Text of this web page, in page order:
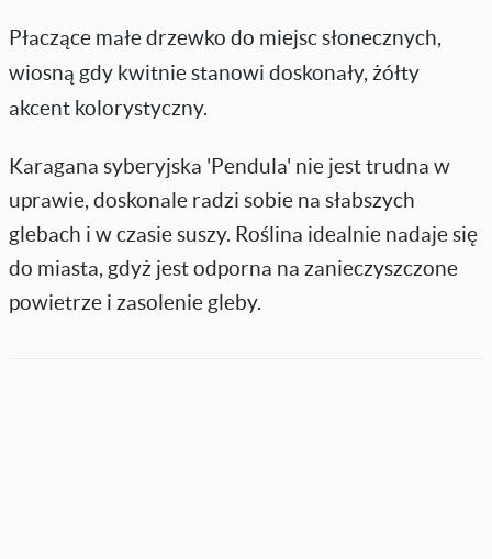
Płaczące małe drzewko do miejsc słonecznych,
wiosną gdy kwitnie stanowi doskonały, żółty
akcent kolorystyczny.
Karagana syberyjska 'Pendula' nie jest trudna w
uprawie, doskonale radzi sobie na słabszych
glebach i w czasie suszy. Roślina idealnie nadaje się
do miasta, gdyż jest odporna na zanieczyszczone
powietrze i zasolenie gleby.